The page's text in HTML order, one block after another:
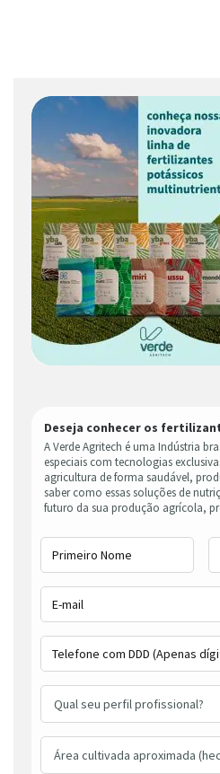
Deseja conhecer os
A Verde Agritech é uma Indústria
especiais com tecnologias
agricultura de forma saudável,
saber como essas soluções de
futuro da sua produção agrícola,